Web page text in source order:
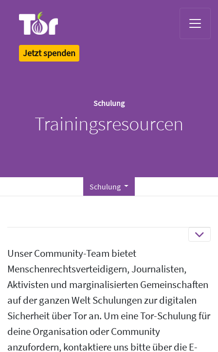
Jetzt spenden
Schulung
Trainingsresourcen
Schulung
Unser Community-Team bietet
Menschenrechtsverteidigern, Journalisten,
Aktivisten und marginalisierten Gemeinschaften
auf der ganzen Welt Schulungen zur digitalen
Sicherheit über Tor an. Um eine Tor-Schulung für
deine Organisation oder Community
anzufordern, kontaktiere uns bitte über die E-